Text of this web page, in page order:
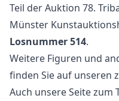
Teil der Auktion 78.
Münster
Losnummer 514.
Weitere Figuren und
finden Sie auf unseren
Auch unsere Seite zum